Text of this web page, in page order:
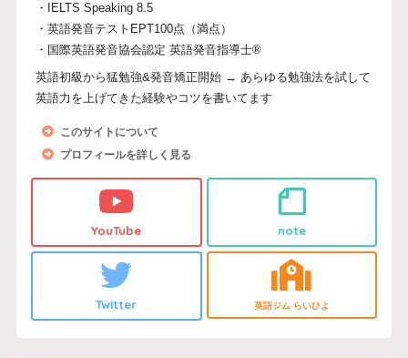
・IELTS Speaking 8.5
・英語発音テストEPT100点（満点）
・国際英語発音協会認定 英語発音指導士®
英語初級から猛勉強&発音矯正開始 → あらゆる勉強法を試して
英語力を上げてきた経験やコツを書いてます
このサイトについて
プロフィールを詳しく見る
YouTube note
Twitter 英語ジム らいひよ